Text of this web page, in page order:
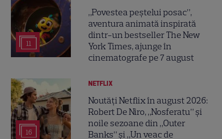
11
„Povestea peștelui posac”,
aventura animată inspirată
dintr-un bestseller The New
York Times, ajunge în
cinematografe pe 7 august
16
NETFLIX
Noutăți Netflix în august 2026:
Robert De Niro, „Nosferatu” și
noile sezoane din „Outer
Banks” și „Un veac de